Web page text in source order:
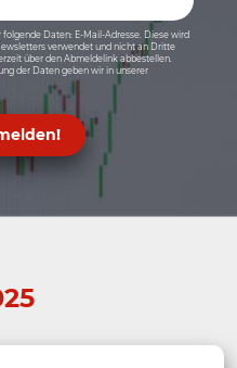
Daten: E-Mail-Adresse. Diese wird
verwendet und nicht an Dritte
über den Abmeldelink abbestellen.
der Daten geben wir in unserer